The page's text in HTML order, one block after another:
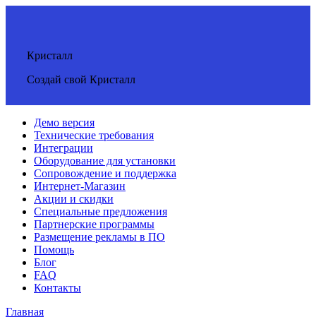
Кристалл
Создай свой Кристалл
Демо версия
Технические требования
Интеграции
Оборудование для установки
Сопровождение и поддержка
Интернет-Магазин
Акции и скидки
Специальные предложения
Партнерские программы
Размещение рекламы в ПО
Помощь
Блог
FAQ
Контакты
Главная